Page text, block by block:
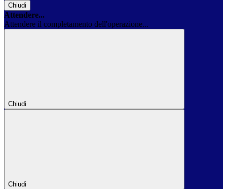
Chiudi
Attendere...
Attendere il completamento dell'operazione...
Chiudi
Chiudi